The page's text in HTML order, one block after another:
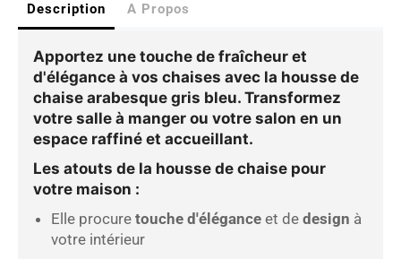
Description A Propos
Apportez une touche de fraîcheur et
d'élégance à vos chaises avec la housse de
chaise arabesque gris bleu. Transformez
votre salle à manger ou votre salon en un
espace raffiné et accueillant.
Les atouts de la housse de chaise pour
votre maison :
Elle procure touche d'élégance et de design à
votre intérieur